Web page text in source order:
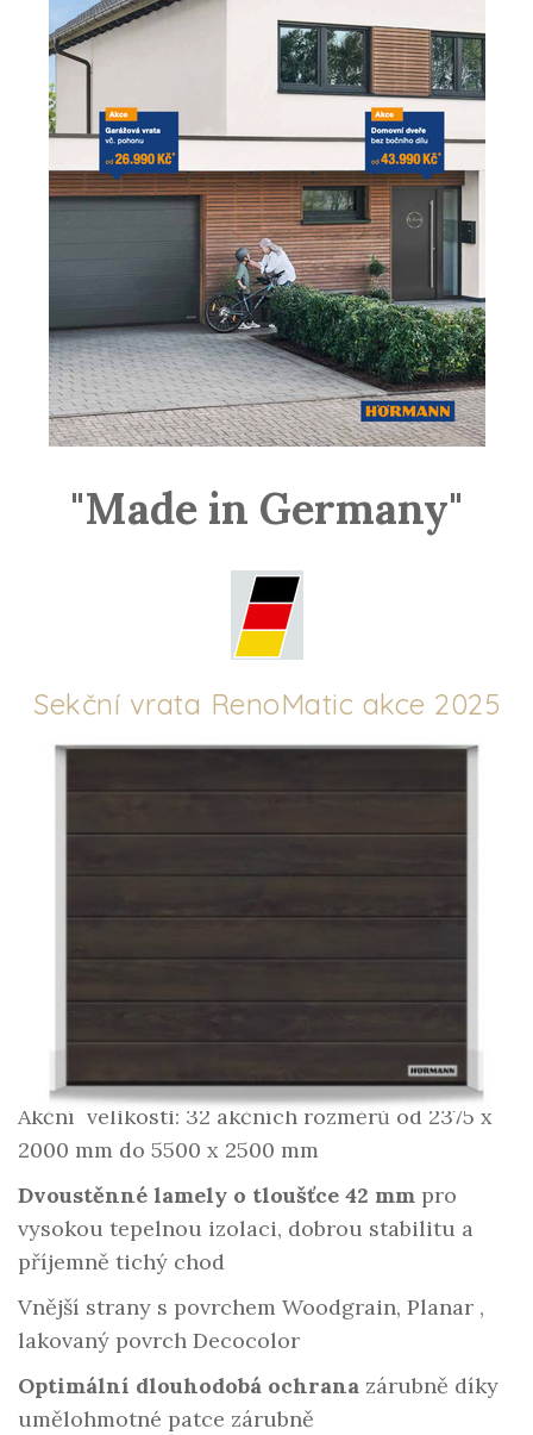
"Made in Germany"
Sekční vrata RenoMatic akce 2025
Akční velikosti: 32 akčních rozměrů od 2375 x
2000 mm do 5500 x 2500 mm
Dvoustěnné lamely o tloušťce 42 mm pro
vysokou tepelnou izolaci, dobrou stabilitu a
příjemně tichý chod
Vnější strany s povrchem Woodgrain, Planar ,
lakovaný povrch Decocolor
Optimální dlouhodobá ochrana zárubně díky
umělohmotné patce zárubně